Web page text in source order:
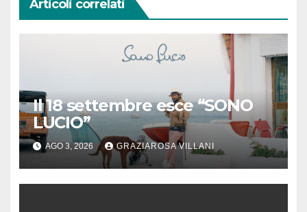
Articoli correlati
Il 18 settembre esce “SONO
LUCIO”
AGO 3, 2026 GRAZIAROSA VILLANI